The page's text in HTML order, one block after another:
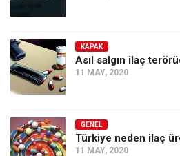
KAPAK
Asıl salgın ilaç
11 MAY, 2020
GENEL
Türkiye neden ilaç
11 MAY, 2020